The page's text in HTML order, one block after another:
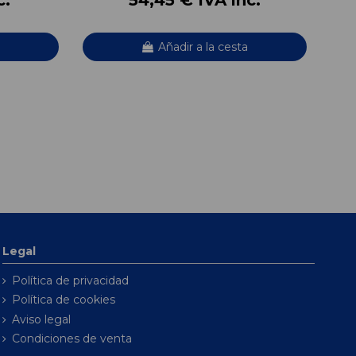
Añadir a la cesta
Legal
Política de privacidad
Política de cookies
Aviso legal
Condiciones de venta